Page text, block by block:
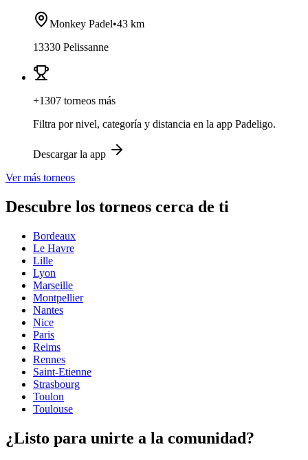
Monkey Padel•43 km
13330 Pelissanne
+1307 torneos más
Filtra por nivel, categoría y distancia en la app Padeligo.
Descargar la app
Ver más torneos
Descubre los torneos cerca de ti
Bordeaux
Le Havre
Lille
Lyon
Marseille
Montpellier
Nantes
Nice
Paris
Reims
Rennes
Saint-Etienne
Strasbourg
Toulon
Toulouse
¿Listo para unirte a la comunidad?